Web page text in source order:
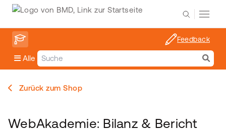
Alle
Feedback
Zurück zum Shop
WebAkademie: Bilanz & Bericht